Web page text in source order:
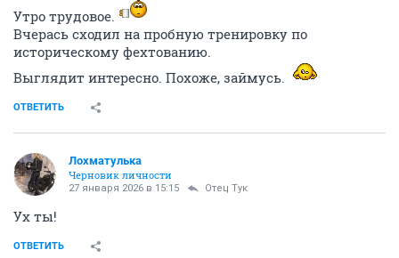
Утро трудовое.
Вчерась сходил на пробную тренировку по
историческому фехтованию.
Выглядит интересно. Похоже, займусь.
ОТВЕТИТЬ
Лохматулька
Черновик личности
27 января 2026 в 15:15 Отец Тук
Ух ты!
ОТВЕТИТЬ